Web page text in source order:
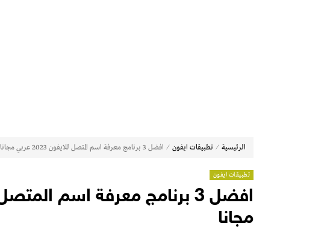
الرئيسية ⁄ تطبيقات ايفون ⁄ افضل 3 برنامج معرفة اسم المتصل للايفون 2023 عربي مجانا
تطبيقات ايفون
مجانا